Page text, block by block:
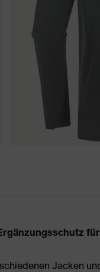
Jacken